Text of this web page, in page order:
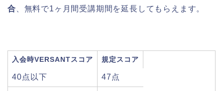
合 、無料で1ヶ月間受講期間を延長してもらえます。
入会時VERSANTスコア 規定スコア
40点以下 47点